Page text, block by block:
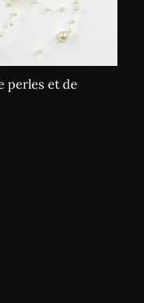
perles et de